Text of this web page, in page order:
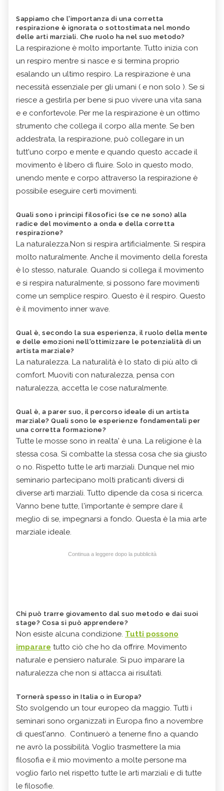
Sappiamo che l'importanza di una corretta
respirazione è ignorata o sottostimata nel mondo
delle arti marziali. Che ruolo ha nel suo metodo?
La respirazione è molto importante. Tutto inizia con
un respiro mentre si nasce e si termina proprio
esalando un ultimo respiro. La respirazione è una
necessità essenziale per gli umani ( e non solo ). Se si
riesce a gestirla per bene si puo vivere una vita sana
e e confortevole. Per me la respirazione è un ottimo
strumento che collega il corpo alla mente. Se ben
addestrata, la respirazione, può collegare in un
tutt'uno corpo e mente e quando questo accade il
movimento è libero di fluire. Solo in questo modo,
unendo mente e corpo attraverso la respirazione è
possibile eseguire certi movimenti.
Quali sono i principi filosofici (se ce ne sono) alla
radice del movimento a onda e della corretta
respirazione?
La naturalezza.Non si respira artificialmente. Si respira
molto naturalmente. Anche il movimento della foresta
è lo stesso, naturale. Quando si collega il movimento
e si respira naturalmente, si possono fare movimenti
come un semplice respiro. Questo è il respiro. Questo
è il movimento inner wave.
Qual è, secondo la sua esperienza, il ruolo della mente
e delle emozioni nell'ottimizzare le potenzialità di un
artista marziale?
La naturalezza. La naturalità è lo stato di più alto di
comfort. Muoviti con naturalezza, pensa con
naturalezza, accetta le cose naturalmente.
Qual è, a parer suo, il percorso ideale di un artista
marziale? Quali sono le esperienze fondamentali per
una corretta formazione?
Tutte le mosse sono in realta' è una. La religione è la
stessa cosa. Si combatte la stessa cosa che sia giusto
o no. Rispetto tutte le arti marziali. Dunque nel mio
seminario partecipano molti praticanti diversi di
diverse arti marziali. Tutto dipende da cosa si ricerca.
Vanno bene tutte, l'importante è sempre dare il
meglio di se, impegnarsi a fondo. Questa è la mia arte
marziale ideale.
Continua a leggere dopo la pubblicità
Chi può trarre giovamento dal suo metodo e dai suoi
stage? Cosa si può apprendere?
Non esiste alcuna condizione. Tutti possono
imparare tutto ciò che ho da offrire. Movimento
naturale e pensiero naturale. Si puo imparare la
naturalezza che non si attacca ai risultati.
Tornerà spesso in Italia o in Europa?
Sto svolgendo un tour europeo da maggio. Tutti i
seminari sono organizzati in Europa fino a novembre
di quest'anno. Continuerò a tenerne fino a quando
ne avrò la possibilità. Voglio trasmettere la mia
filosofia e il mio movimento a molte persone ma
voglio farlo nel rispetto tutte le arti marziali e di tutte
le filosofie.